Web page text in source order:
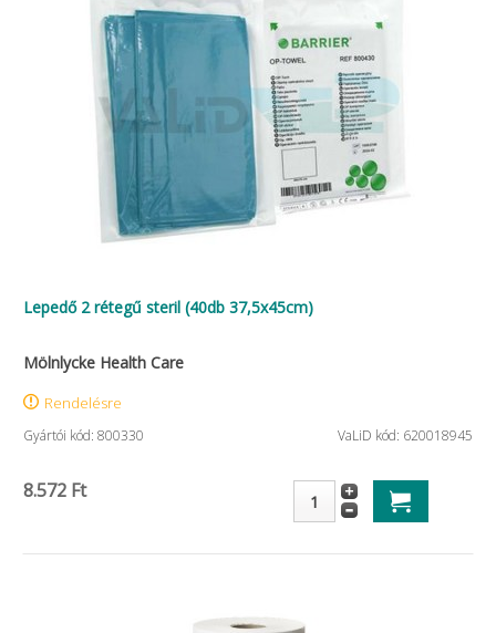
Lepedő 2 rétegű steril (40db 37,5x45cm)
Mölnlycke Health Care
Rendelésre
Gyártói kód: 800330 VaLiD kód: 620018945
8.572 Ft